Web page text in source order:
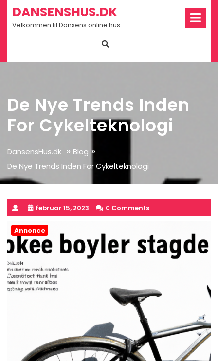
Skip
content
DANSENSHUS.DK
Velkommen til Dansens online hus
De Nye Trends Inden
For Cykelteknologi
DansensHus.dk » Blog »
De Nye Trends Inden For Cykelteknologi
februar 15, 2023 0 Comments
Annonce